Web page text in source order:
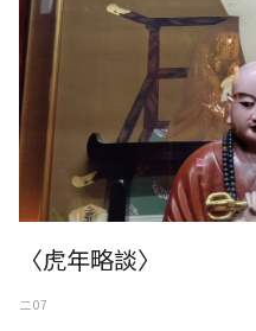
〈虎年略談〉
二 07